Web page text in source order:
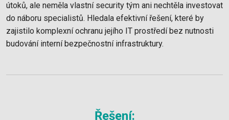
útoků, ale neměla vlastní security tým ani nechtěla investovat
do náboru specialistů. Hledala efektivní řešení, které by
zajistilo komplexní ochranu jejího IT prostředí bez nutnosti
budování interní bezpečnostní infrastruktury.
Řešení: